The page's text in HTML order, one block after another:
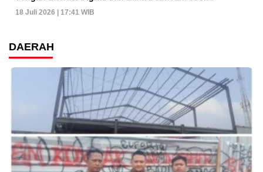
18 Juli 2026 | 17:41 WIB
DAERAH